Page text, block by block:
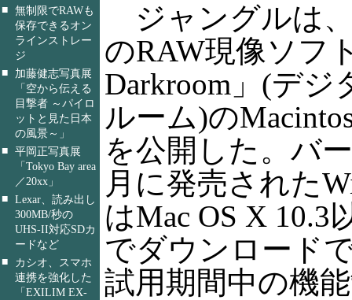
■ 無制限でRAWも
保存できるオン
ラインストレー
ジ
■
加藤健志写真展
「空から伝える
目撃者 ～パイロ
ットと見た日本
の風景～」
■ 平岡正写真展
「Tokyo Bay area
／20xx」
■ Lexar、読み出し
300MB/秒の
UHS-II対応SDカ
ードなど
■
カシオ、スマホ
連携を強化した
「EXILIM EX-
ジャングルは
のRAW現像ソフ
Darkroom」(デジ
ルーム)の
を公開した。バ
月に発売された
はMac OS X 10.3
でダウンロード
試用期間中の機